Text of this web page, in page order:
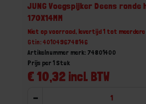
JUNG Voegspijker Deens ronde
170X14MM
Niet op voorraad, levertijd 1 tot meerdere
Gtin: 4010496748146
Artikelnummer merk: 74801400
€ 10,32 incl. BTW
Prijs per 1 Stuk
-